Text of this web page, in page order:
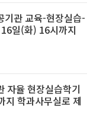
관 교육-현장실습-
일(화) 16시까지
자율 현장실습학기
지 학과사무실로 제